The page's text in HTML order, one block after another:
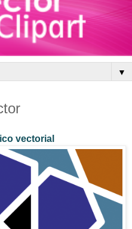
▼
vectorial